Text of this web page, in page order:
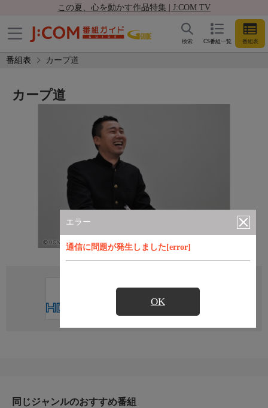
この夏、心を動かす作品特集 | J:COM TV
CS番組一覧 番組表
検索
番組表 カープ道
エラー
通信に問題が発生しました[error]
OK
カープ道
直近の放送予定はありません
同じジャンルのおすすめ番組